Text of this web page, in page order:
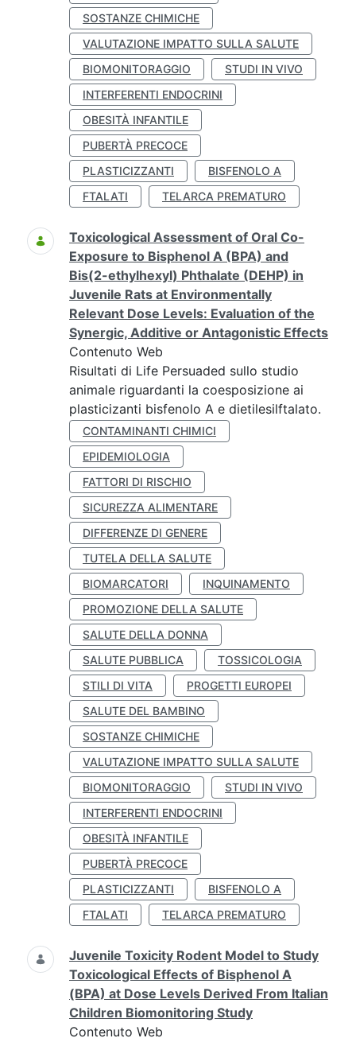
SOSTANZE CHIMICHE
VALUTAZIONE IMPATTO SULLA SALUTE
BIOMONITORAGGIO
STUDI IN VIVO
INTERFERENTI ENDOCRINI
OBESITÀ INFANTILE
PUBERTÀ PRECOCE
PLASTICIZZANTI
BISFENOLO A
FTALATI
TELARCA PREMATURO
Toxicological Assessment of Oral Co-
Exposure to Bisphenol A (BPA) and
Bis(2-ethylhexyl) Phthalate (DEHP) in
Juvenile Rats at Environmentally
Relevant Dose Levels: Evaluation of the
Synergic, Additive or Antagonistic Effects
Contenuto Web
Risultati di Life Persuaded sullo studio
animale riguardanti la coesposizione ai
plasticizanti bisfenolo A e dietilesilftalato.
CONTAMINANTI CHIMICI
EPIDEMIOLOGIA
FATTORI DI RISCHIO
SICUREZZA ALIMENTARE
DIFFERENZE DI GENERE
TUTELA DELLA SALUTE
BIOMARCATORI
INQUINAMENTO
PROMOZIONE DELLA SALUTE
SALUTE DELLA DONNA
SALUTE PUBBLICA
TOSSICOLOGIA
STILI DI VITA
PROGETTI EUROPEI
SALUTE DEL BAMBINO
SOSTANZE CHIMICHE
VALUTAZIONE IMPATTO SULLA SALUTE
BIOMONITORAGGIO
STUDI IN VIVO
INTERFERENTI ENDOCRINI
OBESITÀ INFANTILE
PUBERTÀ PRECOCE
PLASTICIZZANTI
BISFENOLO A
FTALATI
TELARCA PREMATURO
Juvenile Toxicity Rodent Model to Study
Toxicological Effects of Bisphenol A
(BPA) at Dose Levels Derived From Italian
Children Biomonitoring Study
Contenuto Web